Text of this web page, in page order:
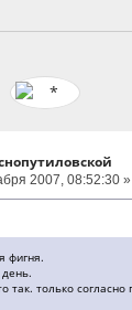
2007, 08:52:30 »
фигня.
так. только согласно